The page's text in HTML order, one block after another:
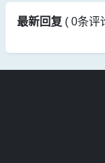
最新回复 ( 0条评